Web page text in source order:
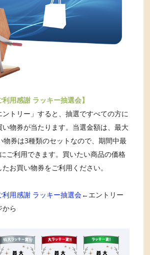
利用感謝 ラッキー抽選会】
トリー」すると、抽選ですべての方に
い物券が当たります。当選金額は、最大
物券は3種類のセットなので、期間中最
ご利用できます。買いたい商品の価格
お買い物券をご利用ください。
利用感謝 ラッキー抽選会←エントリー
から